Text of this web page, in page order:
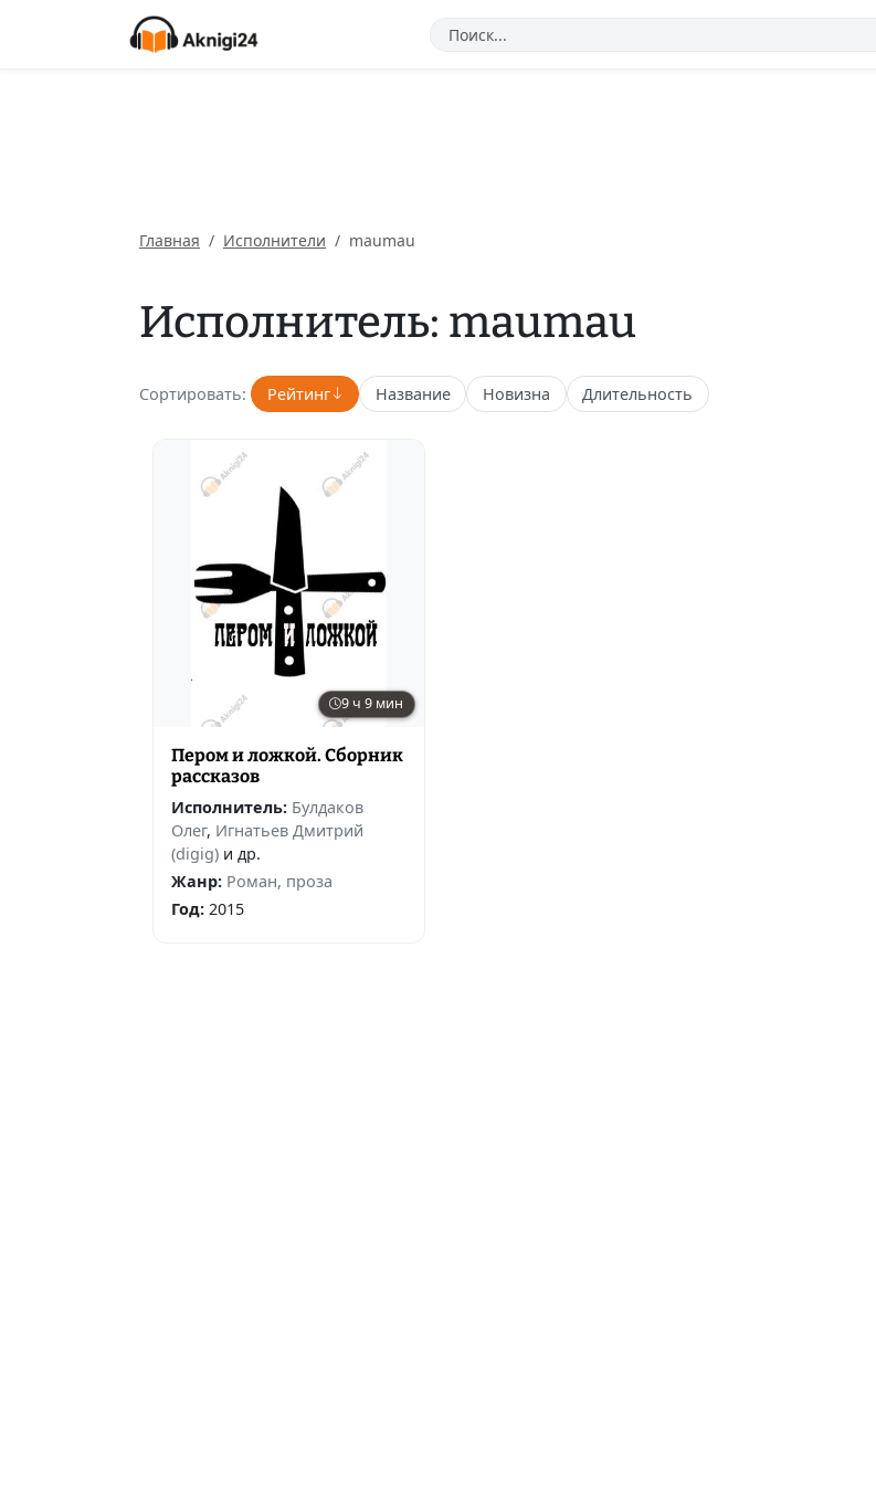
Главная Исполнители maumau
Исполнитель: maumau
Сортировать: Рейтинг Название Новизна Длительность
9 ч 9 мин
Пером и ложкой. Сборник
рассказов
Исполнитель: Булдаков
Олег, Игнатьев Дмитрий
(digig) и др.
Жанр: Роман, проза
Год: 2015